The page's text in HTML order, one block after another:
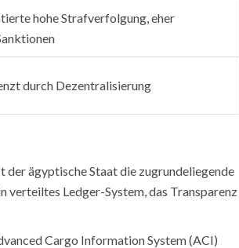
hohe Strafverfolgung, eher
durch Dezentralisierung
ägyptische Staat die zugrundeliegende
verteiltes Ledger-System, das Transparenz
Cargo Information System (ACI)